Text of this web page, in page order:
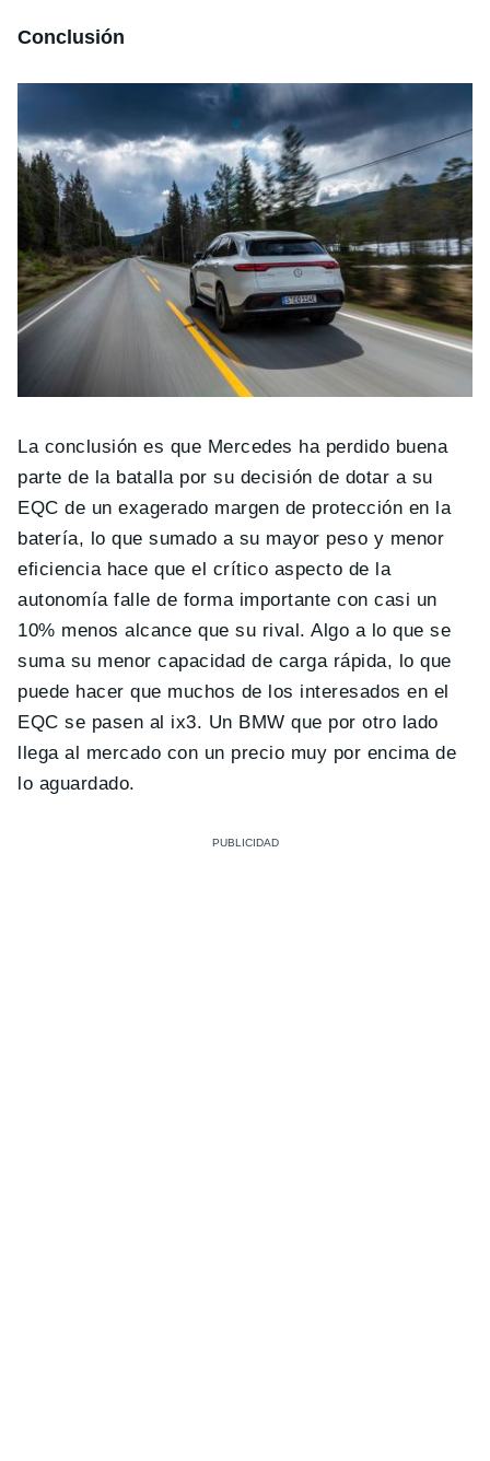
Conclusión
La conclusión es que Mercedes ha perdido buena
parte de la batalla por su decisión de dotar a su
EQC de un exagerado margen de protección en la
batería, lo que sumado a su mayor peso y menor
eficiencia hace que el crítico aspecto de la
autonomía falle de forma importante con casi un
10% menos alcance que su rival. Algo a lo que se
suma su menor capacidad de carga rápida, lo que
puede hacer que muchos de los interesados en el
EQC se pasen al ix3. Un BMW que por otro lado
llega al mercado con un precio muy por encima de
lo aguardado.